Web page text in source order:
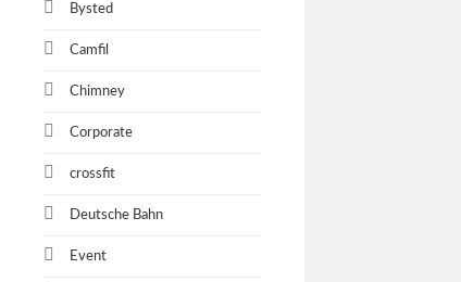
Bysted
Camfil
Chimney
Corporate
crossfit
Deutsche Bahn
Event